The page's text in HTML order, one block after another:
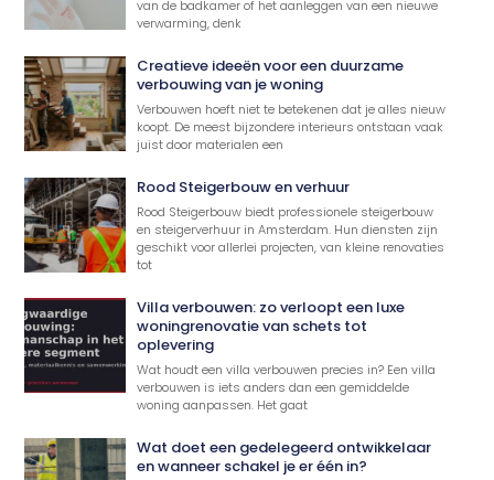
van de badkamer of het aanleggen van een nieuwe
verwarming, denk
Creatieve ideeën voor een duurzame
verbouwing van je woning
Verbouwen hoeft niet te betekenen dat je alles nieuw
koopt. De meest bijzondere interieurs ontstaan vaak
juist door materialen een
Rood Steigerbouw en verhuur
Rood Steigerbouw biedt professionele steigerbouw
en steigerverhuur in Amsterdam. Hun diensten zijn
geschikt voor allerlei projecten, van kleine renovaties
tot
Villa verbouwen: zo verloopt een luxe
woningrenovatie van schets tot
oplevering
Wat houdt een villa verbouwen precies in? Een villa
verbouwen is iets anders dan een gemiddelde
woning aanpassen. Het gaat
Wat doet een gedelegeerd ontwikkelaar
en wanneer schakel je er één in?